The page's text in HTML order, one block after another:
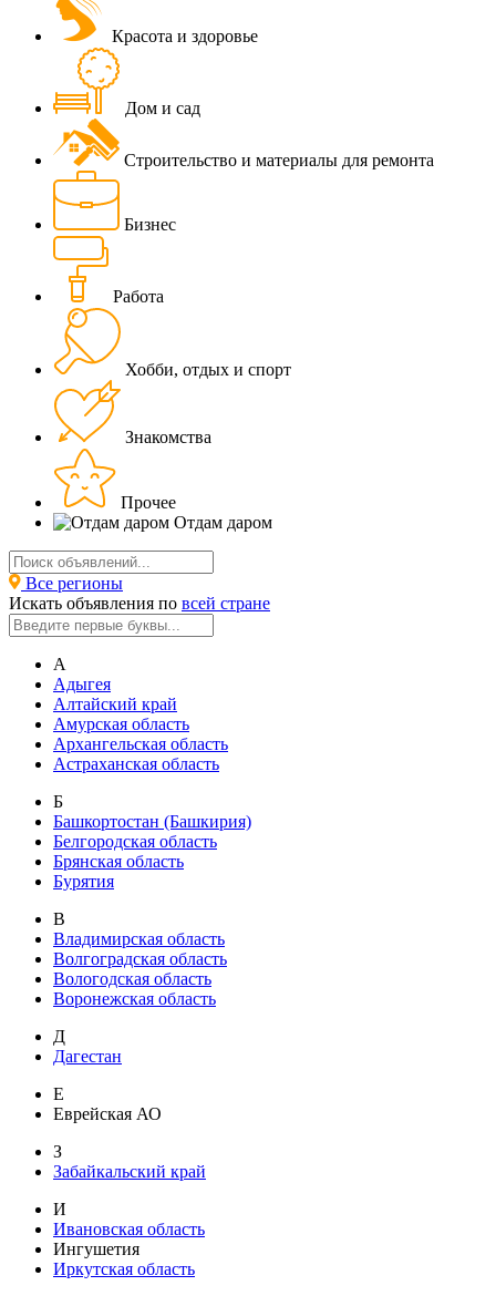
Красота и здоровье
Дом и сад
Строительство и материалы для ремонта
Бизнес
Работа
Хобби, отдых и спорт
Знакомства
Прочее
Отдам даром
Все регионы
Искать объявления по всей стране
А
Адыгея
Алтайский край
Амурская область
Архангельская область
Астраханская область
Б
Башкортостан (Башкирия)
Белгородская область
Брянская область
Бурятия
В
Владимирская область
Волгоградская область
Вологодская область
Воронежская область
Д
Дагестан
Е
Еврейская АО
З
Забайкальский край
И
Ивановская область
Ингушетия
Иркутская область